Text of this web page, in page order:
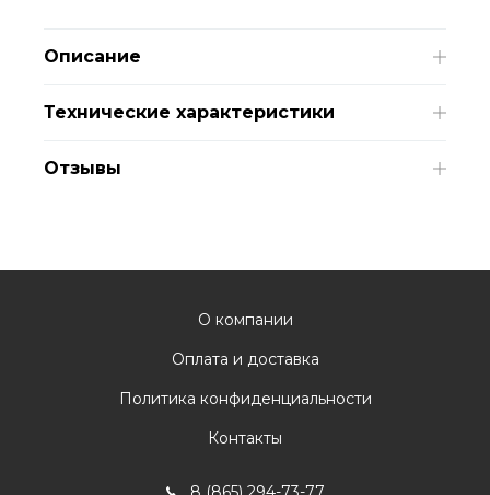
Описание
Технические характеристики
Отзывы
О компании
Оплата и доставка
Политика конфиденциальности
Контакты